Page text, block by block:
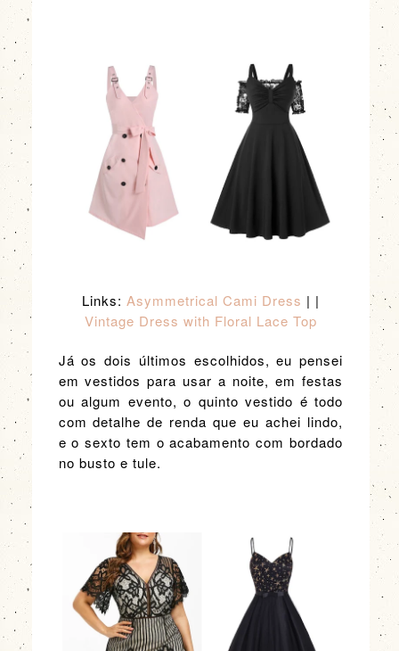
Links: Asymmetrical Cami Dress | |
Vintage Dress with Floral Lace Top
Já os dois últimos escolhidos, eu pensei
em vestidos para usar a noite, em festas
ou algum evento, o quinto vestido é todo
com detalhe de renda que eu achei lindo,
e o sexto tem o acabamento com bordado
no busto e tule.